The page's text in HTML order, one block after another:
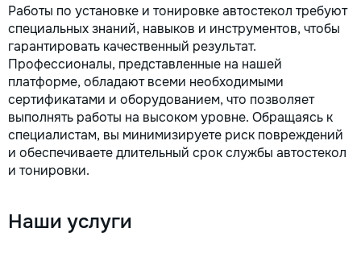
Работы по установке и тонировке автостекол требуют
специальных знаний, навыков и инструментов, чтобы
гарантировать качественный результат.
Профессионалы, представленные на нашей
платформе, обладают всеми необходимыми
сертификатами и оборудованием, что позволяет
выполнять работы на высоком уровне. Обращаясь к
специалистам, вы минимизируете риск повреждений
и обеспечиваете длительный срок службы автостекол
и тонировки.
Наши услуги